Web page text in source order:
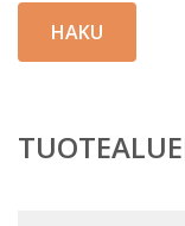
HAKU